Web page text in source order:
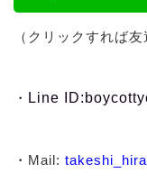
（クリックすれば
・ Line
・ Mail: